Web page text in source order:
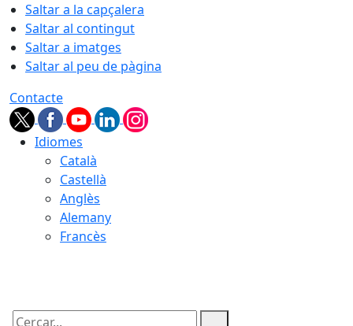
Saltar a la capçalera
Saltar al contingut
Saltar a imatges
Saltar al peu de pàgina
Contacte
Idiomes
Català
Castellà
Anglès
Alemany
Francès